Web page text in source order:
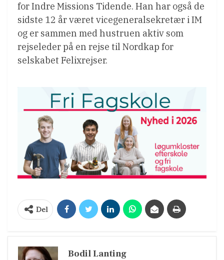
for Indre Missions Tidende. Han har også de
sidste 12 år været vicegeneralsekretær i IM
og er sammen med hustruen aktiv som
rejseleder på en rejse til Nordkap for
selskabet Felixrejser.
Del
Bodil Lanting